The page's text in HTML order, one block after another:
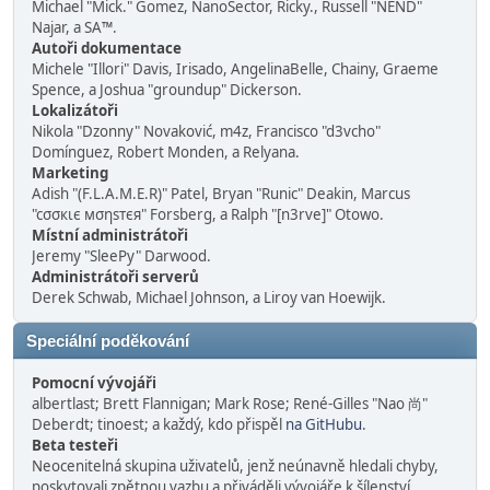
Michael "Mick." Gomez, NanoSector, Ricky., Russell "NEND"
Najar, a SA™.
Autoři dokumentace
Michele "Illori" Davis, Irisado, AngelinaBelle, Chainy, Graeme
Spence, a Joshua "groundup" Dickerson.
Lokalizátoři
Nikola "Dzonny" Novaković, m4z, Francisco "d3vcho"
Domínguez, Robert Monden, a Relyana.
Marketing
Adish "(F.L.A.M.E.R)" Patel, Bryan "Runic" Deakin, Marcus
"cσσкιє мσηѕтєя" Forsberg, a Ralph "[n3rve]" Otowo.
Místní administrátoři
Jeremy "SleePy" Darwood.
Administrátoři serverů
Derek Schwab, Michael Johnson, a Liroy van Hoewijk.
Speciální poděkování
Pomocní vývojáři
albertlast; Brett Flannigan; Mark Rose; René-Gilles "Nao 尚"
Deberdt; tinoest; a každý, kdo přispěl na GitHubu.
Beta testeři
Neocenitelná skupina uživatelů, jenž neúnavně hledali chyby,